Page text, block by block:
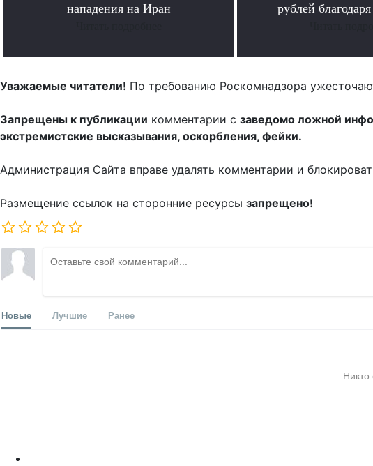
нападения на Иран
рублей
Уважаемые читатели! По требованию Роскомнадзора
Запрещены к публикации комментарии с заведомо ложной
экстремистские высказывания, оскорбления, фейки.
Администрация Сайта вправе удалять комментарии и
Размещение ссылок на сторонние ресурсы запрещено!
Новые Лучшие Ранее